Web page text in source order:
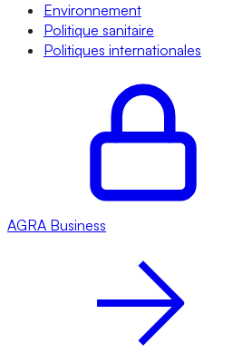
Environnement
Politique sanitaire
Politiques internationales
AGRA Business